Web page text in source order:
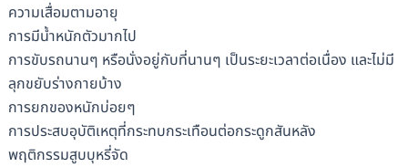
ความเสื่อมตามอายุ
การมีน้ำหนักตัวมากไป
การขับรถนานๆ หรือนั่งอยู่กับที่นานๆ เป็นระยะเวลาต่อเนื่อง และไม่มี
ลุกขยับร่างกายบ้าง
การยกของหนักบ่อยๆ
การประสบอุบัติเหตุที่กระทบกระเทือนต่อกระดูกสันหลัง
พฤติกรรมสูบบุหรี่จัด